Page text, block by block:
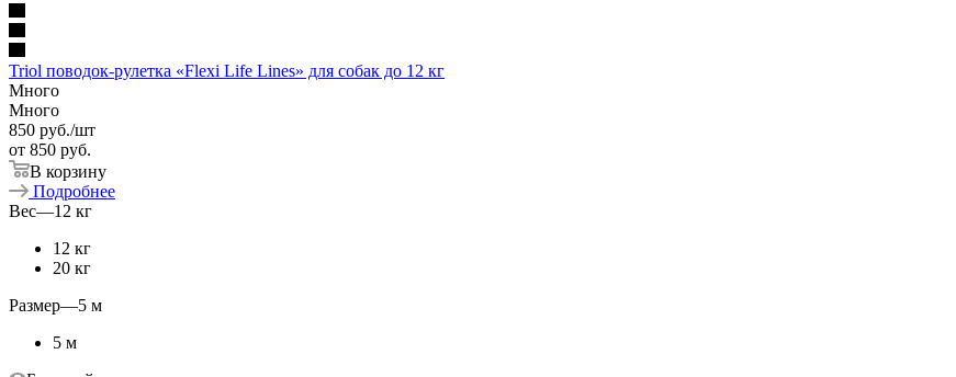
Triol поводок-рулетка «Flexi Life Lines» для собак до 12 кг
Много
Много
850 руб./шт
от 850 руб.
В корзину
Подробнее
Вес—12 кг
12 кг
20 кг
Размер—5 м
5 м